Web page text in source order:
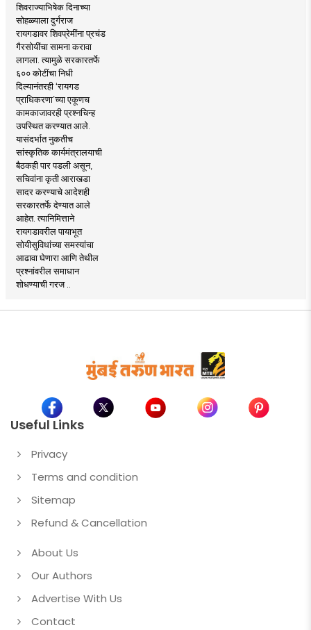
शिवराज्याभिषेक दिनाच्या
सोहळ्याला दुर्गराज
रायगडावर शिवप्रेमींना प्रचंड
गैरसोयींचा सामना करावा
लागला. त्यामुळे सरकारतर्फे
६०० कोटींचा निधी
दिल्यानंतरही ‘रायगड
प्राधिकरणा’च्या एकूणच
कामकाजावरही प्रश्नचिन्ह
उपस्थित करण्यात आले.
यासंदर्भात नुकतीच
सांस्कृतिक कार्यमंत्रालयाची
बैठकही पार पडली असून,
सचिवांना कृती आराखडा
सादर करण्याचे आदेशही
सरकारतर्फे देण्यात आले
आहेत. त्यानिमित्ताने
रायगडावरील पायाभूत
सोयीसुविधांच्या समस्यांचा
आढावा घेणारा आणि तेथील
प्रश्नांवरील समाधान
शोधण्याची गरज ..
Useful Links
Privacy
Terms and condition
Sitemap
Refund & Cancellation
About Us
Our Authors
Advertise With Us
Contact